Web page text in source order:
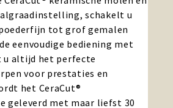
schakelt u
tot grof gemalen
eenvoudige bediening met
u altijd het perfecte
voor prestaties en
het CeraCut®
geleverd met maar liefst 30